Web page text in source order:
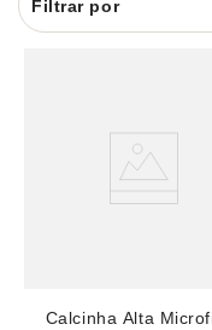
Calcinha Alta